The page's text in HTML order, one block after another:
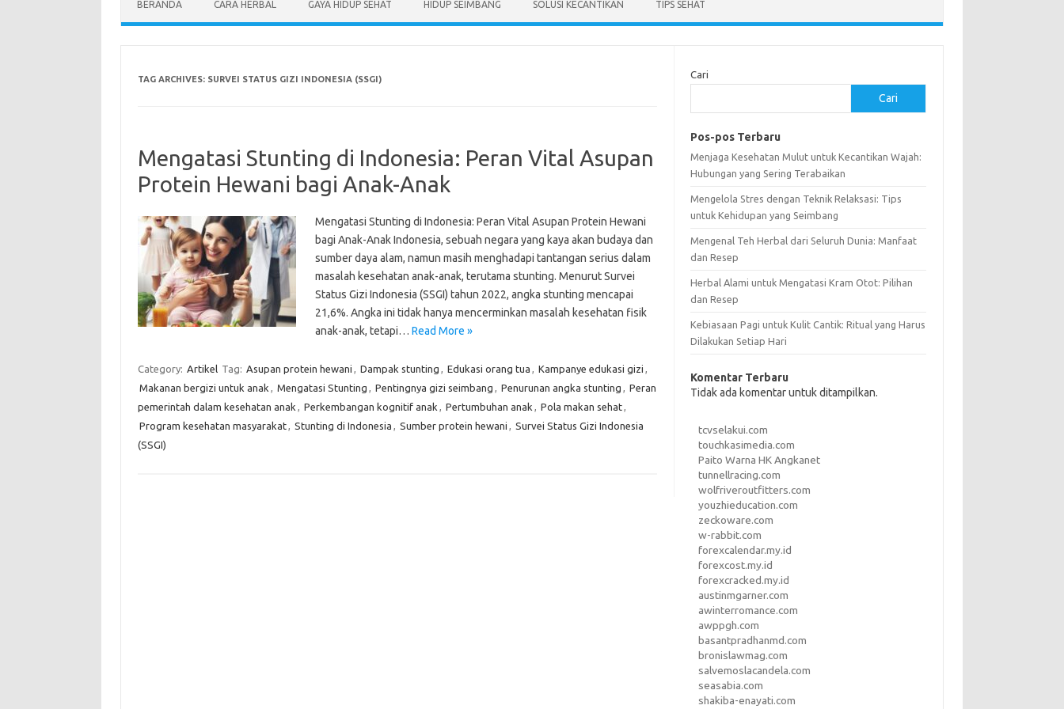
BERANDA CARA HERBAL GAYA HIDUP SEHAT HIDUP SEIMBANG SOLUSI KECANTIKAN TIPS SEHAT
TAG ARCHIVES: SURVEI STATUS GIZI INDONESIA (SSGI)
Mengatasi Stunting di Indonesia: Peran Vital Asupan
Protein Hewani bagi Anak-Anak
Mengatasi Stunting di Indonesia: Peran Vital Asupan Protein Hewani
bagi Anak-Anak Indonesia, sebuah negara yang kaya akan budaya dan
sumber daya alam, namun masih menghadapi tantangan serius dalam
masalah kesehatan anak-anak, terutama stunting. Menurut Survei
Status Gizi Indonesia (SSGI) tahun 2022, angka stunting mencapai
21,6%. Angka ini tidak hanya mencerminkan masalah kesehatan fisik
anak-anak, tetapi… Read More »
Category: Artikel Tag: Asupan protein hewani , Dampak stunting , Edukasi orang tua , Kampanye edukasi gizi ,
Makanan bergizi untuk anak , Mengatasi Stunting , Pentingnya gizi seimbang , Penurunan angka stunting , Peran
pemerintah dalam kesehatan anak , Perkembangan kognitif anak , Pertumbuhan anak , Pola makan sehat,
Program kesehatan masyarakat, Stunting di Indonesia , Sumber protein hewani , Survei Status Gizi Indonesia
(SSGI)
Cari
Cari
Pos-pos Terbaru
Menjaga Kesehatan Mulut untuk Kecantikan Wajah:
Hubungan yang Sering Terabaikan
Mengelola Stres dengan Teknik Relaksasi: Tips
untuk Kehidupan yang Seimbang
Mengenal Teh Herbal dari Seluruh Dunia: Manfaat
dan Resep
Herbal Alami untuk Mengatasi Kram Otot: Pilihan
dan Resep
Kebiasaan Pagi untuk Kulit Cantik: Ritual yang Harus
Dilakukan Setiap Hari
Komentar Terbaru
Tidak ada komentar untuk ditampilkan.
tcvselakui.com
touchkasimedia.com
Paito Warna HK Angkanet
tunnellracing.com
wolfriveroutfitters.com
youzhieducation.com
zeckoware.com
w-rabbit.com
forexcalendar.my.id
forexcost.my.id
forexcracked.my.id
austinmgarner.com
awinterromance.com
awppgh.com
basantpradhanmd.com
bronislawmag.com
salvemoslacandela.com
seasabia.com
shakiba-enayati.com